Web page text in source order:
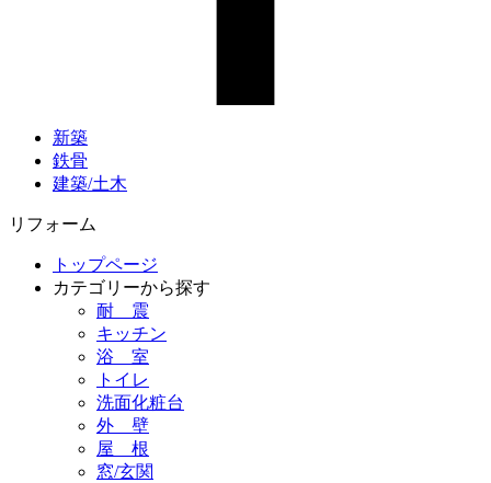
新築
鉄骨
建築/土木
リフォーム
トップページ
カテゴリーから探す
耐 震
キッチン
浴 室
トイレ
洗面化粧台
外 壁
屋 根
窓/玄関